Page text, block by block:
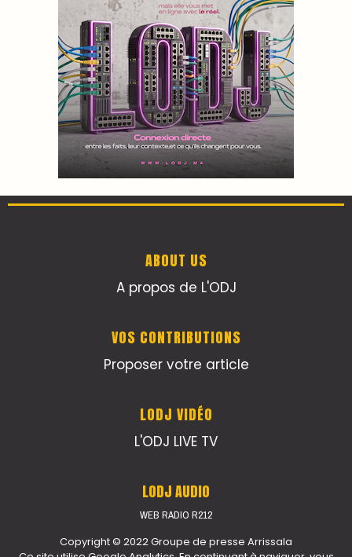
ABOUT US
A propos de L'ODJ
VOS CONTRIBUTIONS
Proposer votre article
LODJ VIDÉO
L'ODJ LIVE TV
LODJ AUDIO
WEB RADIO R212
Copyright © 2022 Groupe de presse Arrissala